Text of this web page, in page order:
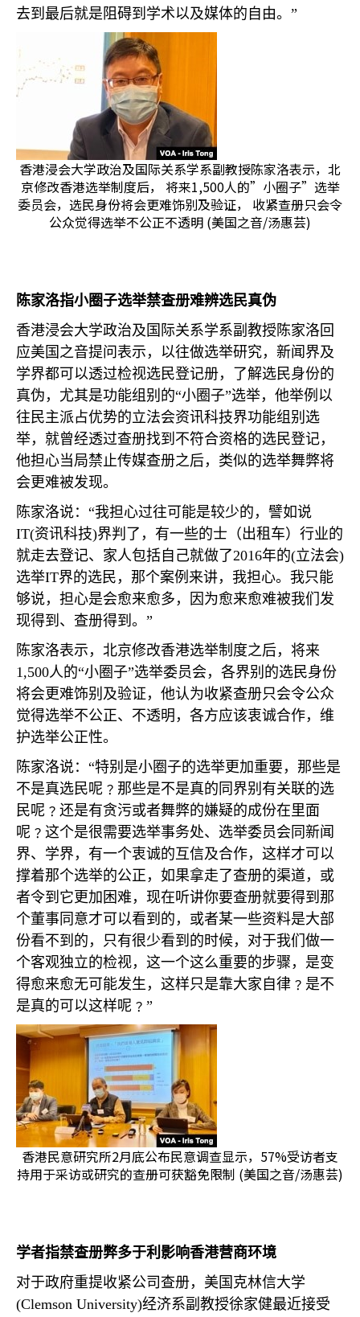
去到最后就是阻碍到学术以及媒体的自由。”
香港浸会大学政治及国际关系学系副教授陈家洛表示，北
京修改香港选举制度后， 将来1,500人的”小圈子”选举
委员会，选民身份将会更难饰别及验证， 收紧查册只会令
公众觉得选举不公正不透明 (美国之音/汤惠芸)
陈家洛指小圈子选举禁查册难辨选民真伪
香港浸会大学政治及国际关系学系副教授陈家洛回
应美国之音提问表示，以往做选举研究，新闻界及
学界都可以透过检视选民登记册，了解选民身份的
真伪，尤其是功能组别的“小圈子”选举，他举例以
往民主派占优势的立法会资讯科技界功能组别选
举，就曾经透过查册找到不符合资格的选民登记，
他担心当局禁止传媒查册之后，类似的选举舞弊将
会更难被发现。
陈家洛说：“我担心过往可能是较少的，譬如说
IT(资讯科技)界判了，有一些的士（出租车）行业的
就走去登记、家人包括自己就做了2016年的(立法会)
选举IT界的选民，那个案例来讲，我担心。我只能
够说，担心是会愈来愈多，因为愈来愈难被我们发
现得到、查册得到。”
陈家洛表示，北京修改香港选举制度之后，将来
1,500人的“小圈子”选举委员会，各界别的选民身份
将会更难饰别及验证，他认为收紧查册只会令公众
觉得选举不公正、不透明，各方应该衷诚合作，维
护选举公正性。
陈家洛说：“特别是小圈子的选举更加重要，那些是
不是真选民呢﹖那些是不是真的同界别有关联的选
民呢﹖还是有贪污或者舞弊的嫌疑的成份在里面
呢﹖这个是很需要选举事务处、选举委员会同新闻
界、学界，有一个衷诚的互信及合作，这样才可以
撑着那个选举的公正，如果拿走了查册的渠道，或
者令到它更加困难，现在听讲你要查册就要得到那
个董事同意才可以看到的，或者某一些资料是大部
份看不到的，只有很少看到的时候，对于我们做一
个客观独立的检视，这一个这么重要的步骤，是变
得愈来愈无可能发生，这样只是靠大家自律﹖是不
是真的可以这样呢﹖”
香港民意研究所2月底公布民意调查显示，57%受访者支
持用于采访或研究的查册可获豁免限制 (美国之音/汤惠芸)
学者指禁查册弊多于利影响香港营商环境
对于政府重提收紧公司查册，美国克林信大学
(Clemson University)经济系副教授徐家健最近接受